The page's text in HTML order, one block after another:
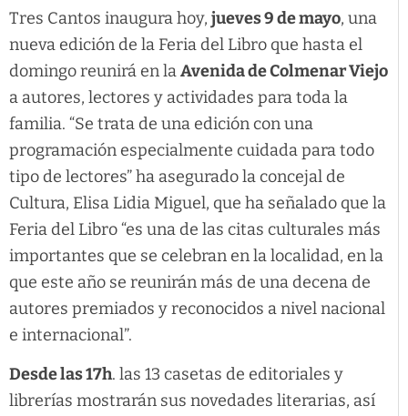
Tres Cantos inaugura hoy, jueves 9 de mayo, una
nueva edición de la Feria del Libro que hasta el
domingo reunirá en laAvenida de Colmenar Viejo
a autores, lectores y actividades para toda la
familia. “Se trata de una edición con una
programación especialmente cuidada para todo
tipo de lectores” ha asegurado la concejal de
Cultura, Elisa Lidia Miguel, que ha señalado que la
Feria del Libro “es una de las citas culturales más
importantes que se celebran en la localidad, en la
que este año se reunirán más de una decena de
autores premiados y reconocidos a nivel nacional
e internacional”.
Desde las 17h. las 13 casetas de editoriales y
librerías mostrarán sus novedades literarias, así